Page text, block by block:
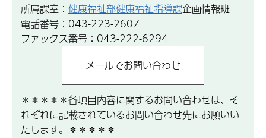
所属課室： 健康福祉部健康福祉指導課企画情報班
電話番号：043-223-2607
ファックス番号：043-222-6294
＊＊＊＊＊各項目内容に関するお問い合わせは、そ
れぞれに記載されているお問い合わせ先にお願いい
たします。＊＊＊＊＊